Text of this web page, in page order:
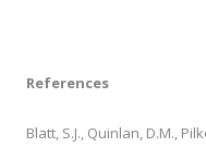
References
Blatt, S.J., Quinlan, D.M.,